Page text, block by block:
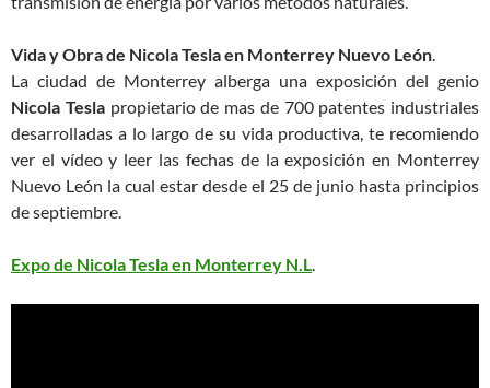
Vida y Obra de Nicola Tesla en Monterrey Nuevo León
La ciudad de Monterrey alberga una exposición del genio
Nicola Teslapropietario de mas de 700 patentes industriales
desarrolladas a lo largo de su vida productiva, te recomiendo
ver el vídeo y leer las fechas de la exposición en Monterrey
Nuevo León la cual estar desde el 25 de junio hasta principios
de septiembre.
Expo de Nicola Tesla en Monterrey N.L